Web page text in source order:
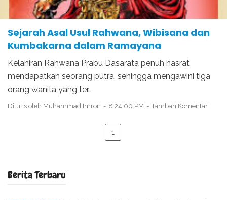
Sejarah Asal Usul Rahwana, Wibisana dan
Kumbakarna dalam Ramayana
Kelahiran Rahwana Prabu Dasarata penuh hasrat
mendapatkan seorang putra, sehingga mengawini tiga
orang wanita yang ter…
Ditulis oleh Muhammad Imron 8:24:00 PM Tambah Komentar
1
Berita Terbaru